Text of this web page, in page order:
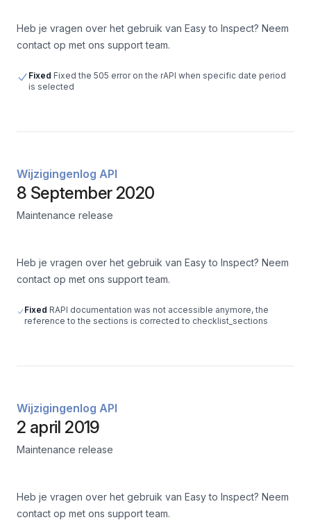
Heb je vragen over het gebruik van Easy to Inspect? Neem
contact op met ons support team.
Fixed Fixed the 505 error on the rAPI when specific date period
is selected
Wijzigingenlog API
8 September 2020
Maintenance release
Heb je vragen over het gebruik van Easy to Inspect? Neem
contact op met ons support team.
Fixed RAPI documentation was not accessible anymore, the
reference to the sections is corrected to checklist_sections
Wijzigingenlog API
2 april 2019
Maintenance release
Heb je vragen over het gebruik van Easy to Inspect? Neem
contact op met ons support team.